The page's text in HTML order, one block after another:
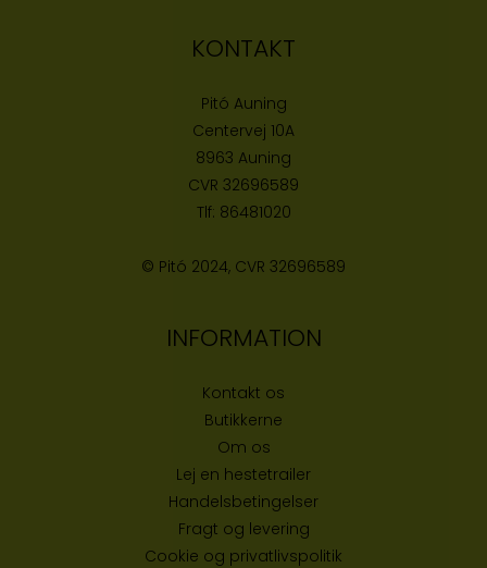
KONTAKT
Pitó Auning
Centervej 10A
8963 Auning
CVR 32696589
Tlf: 86481020
© Pitó 2024, CVR 32696589
INFORMATION
Kontakt os
Butikkerne
Om os
Lej en hestetrailer
Handelsbetingelser
Fragt og levering
Cookie og privatlivspolitik